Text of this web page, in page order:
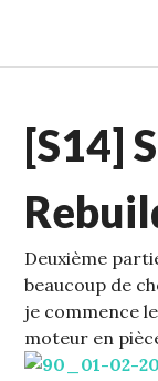
contenu
STUFFCC'S
S14
[S14]
Deuxième
beaucoup de
je commence
moteur en